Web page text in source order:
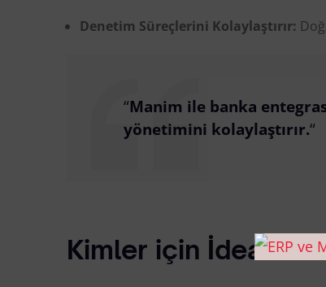
Denetim Süreçlerini Kolaylaştırır:
“Manim ile banka
yönetimini kolaylaştırır.“
Kimler için İdeal?